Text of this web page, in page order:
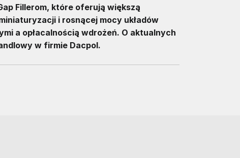
Fillerom, które oferują większą
i rosnącej mocy układów
a opłacalnością wdrożeń. O aktualnych
w firmie Dacpol.